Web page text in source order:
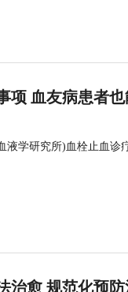
项 血友病患者
液学研究所)血栓止血诊
治愈 规范化预